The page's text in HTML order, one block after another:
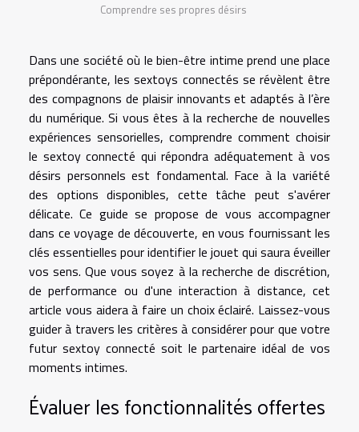
Comprendre ses propres désirs
Dans une société où le bien-être intime prend une place
prépondérante, les sextoys connectés se révèlent être
des compagnons de plaisir innovants et adaptés à l’ère
du numérique. Si vous êtes à la recherche de nouvelles
expériences sensorielles, comprendre comment choisir
le sextoy connecté qui répondra adéquatement à vos
désirs personnels est fondamental. Face à la variété
des options disponibles, cette tâche peut s'avérer
délicate. Ce guide se propose de vous accompagner
dans ce voyage de découverte, en vous fournissant les
clés essentielles pour identifier le jouet qui saura éveiller
vos sens. Que vous soyez à la recherche de discrétion,
de performance ou d'une interaction à distance, cet
article vous aidera à faire un choix éclairé. Laissez-vous
guider à travers les critères à considérer pour que votre
futur sextoy connecté soit le partenaire idéal de vos
moments intimes.
Évaluer les fonctionnalités offertes